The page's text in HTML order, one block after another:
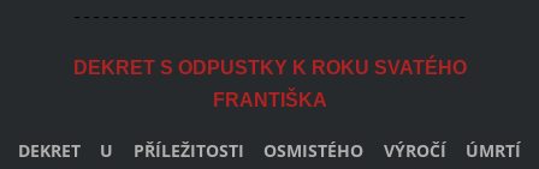
-----------------------------------------
DEKRET S ODPUSTKY K ROKU SVATÉHO
FRANTIŠKA
DEKRET U PŘÍLEŽITOSTI OSMISTÉHO VÝROČÍ ÚMRTÍ